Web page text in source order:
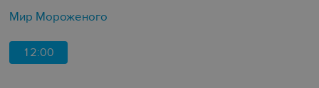
Мир Мороженого
12:00